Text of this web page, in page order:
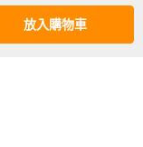
放入購物車